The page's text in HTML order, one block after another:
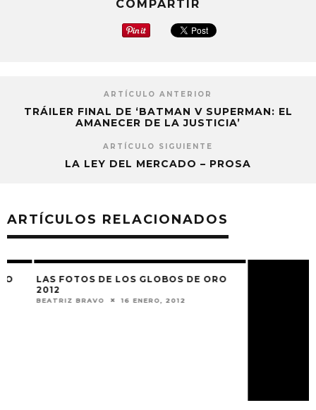
COMPARTIR
ARTÍCULO ANTERIOR
TRÁILER FINAL DE ‘BATMAN V SUPERMAN: EL
AMANECER DE LA JUSTICIA’
ARTÍCULO SIGUIENTE
LA LEY DEL MERCADO – PROSA
ARTÍCULOS RELACIONADOS
LAS FOTOS DE LOS GLOBOS DE ORO
BEATRIZ BRAVO 16 ENERO, 2012